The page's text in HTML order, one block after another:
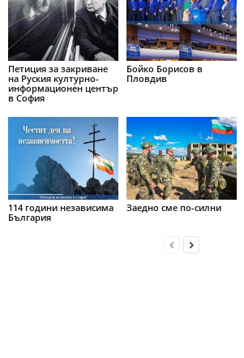
Петиция за закриване
на Руския културно-
информационен център
в София
Бойко Борисов в
Пловдив
114 години независима
България
Заедно сме по-силни